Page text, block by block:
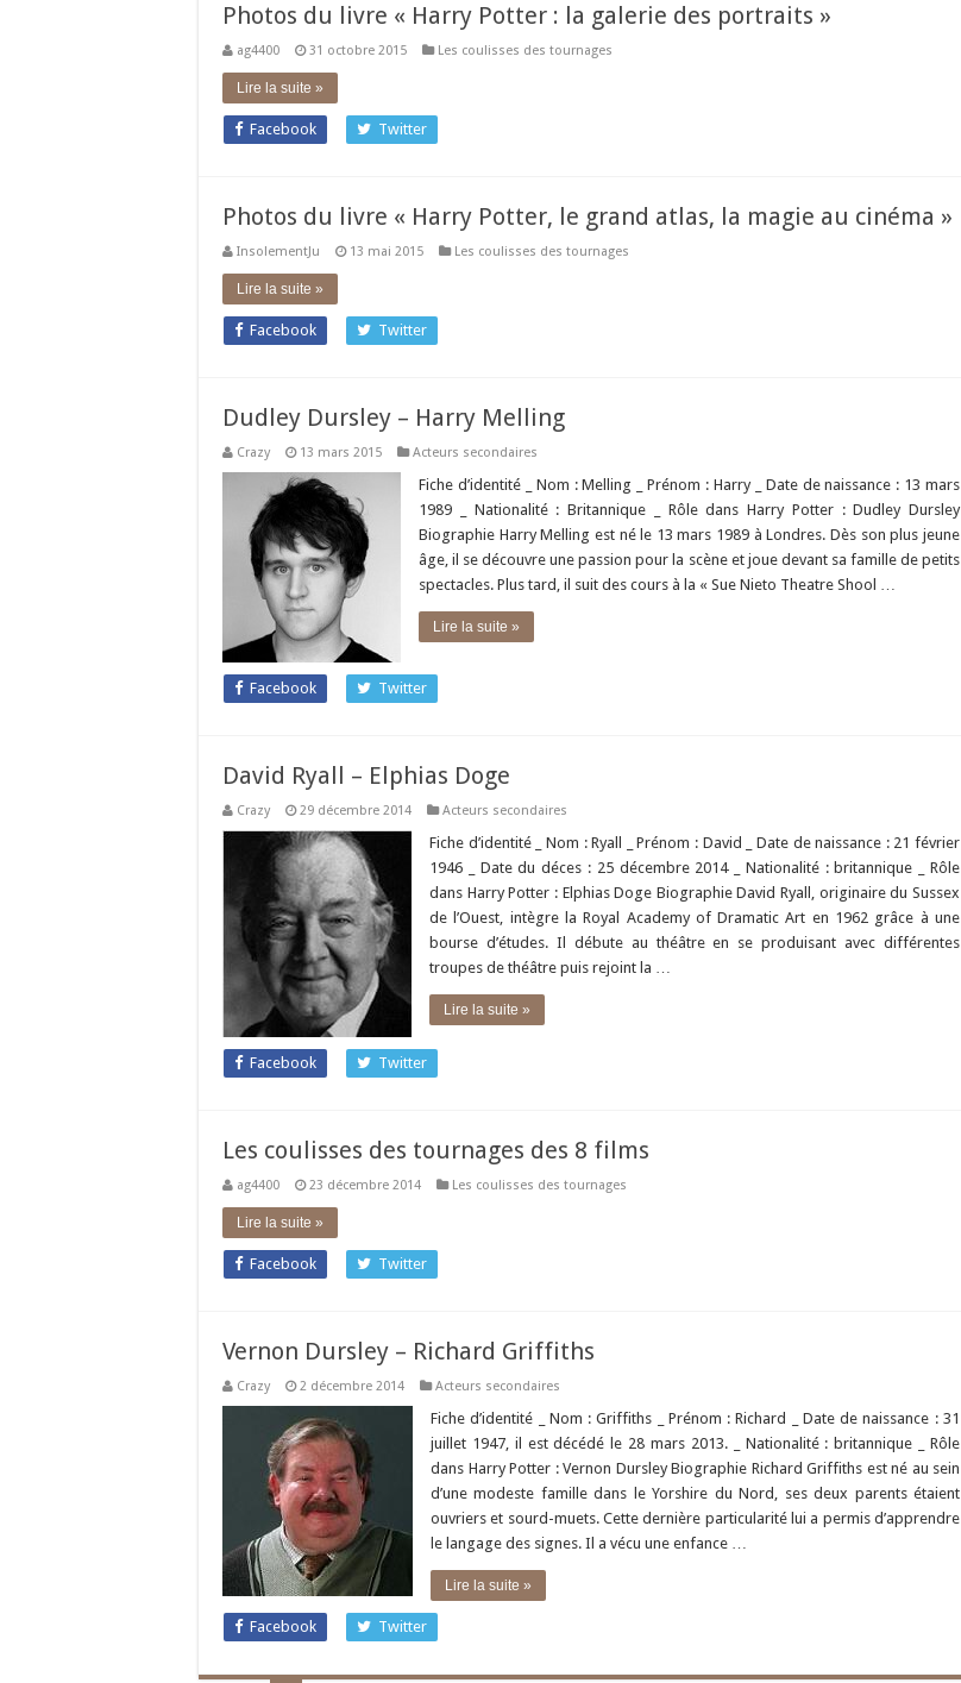
Photos du livre « Harry Potter : la galerie des portraits »
ag4400 31 octobre 2015 Les coulisses des tournages
Lire la suite »
Facebook Twitter
Photos du livre « Harry Potter, le grand atlas, la magie au cinéma »
InsolementJu 13 mai 2015 Les coulisses des tournages
Lire la suite »
Facebook Twitter
Dudley Dursley – Harry Melling
Crazy 13 mars 2015 Acteurs secondaires
Fiche d’identité _ Nom : Melling _ Prénom : Harry _ Date de naissance : 13 mars
1989 _ Nationalité : Britannique _ Rôle dans Harry Potter : Dudley Dursley
Biographie Harry Melling est né le 13 mars 1989 à Londres. Dès son plus jeune
âge, il se découvre une passion pour la scène et joue devant sa famille de petits
spectacles. Plus tard, il suit des cours à la « Sue Nieto Theatre Shool …
Lire la suite »
Facebook Twitter
David Ryall – Elphias Doge
Crazy 29 décembre 2014 Acteurs secondaires
Fiche d’identité _ Nom : Ryall _ Prénom : David _ Date de naissance : 21 février
1946 _ Date du déces : 25 décembre 2014 _ Nationalité : britannique _ Rôle
dans Harry Potter : Elphias Doge Biographie David Ryall, originaire du Sussex
de l’Ouest, intègre la Royal Academy of Dramatic Art en 1962 grâce à une
bourse d’études. Il débute au théâtre en se produisant avec différentes
troupes de théâtre puis rejoint la …
Lire la suite »
Facebook Twitter
Les coulisses des tournages des 8 films
ag4400 23 décembre 2014 Les coulisses des tournages
Lire la suite »
Facebook Twitter
Vernon Dursley – Richard Griffiths
Crazy 2 décembre 2014 Acteurs secondaires
Fiche d’identité _ Nom : Griffiths _ Prénom : Richard _ Date de naissance : 31
juillet 1947, il est décédé le 28 mars 2013. _ Nationalité : britannique _ Rôle
dans Harry Potter : Vernon Dursley Biographie Richard Griffiths est né au sein
d’une modeste famille dans le Yorshire du Nord, ses deux parents étaient
ouvriers et sourd-muets. Cette dernière particularité lui a permis d’apprendre
le langage des signes. Il a vécu une enfance …
Lire la suite »
Facebook Twitter